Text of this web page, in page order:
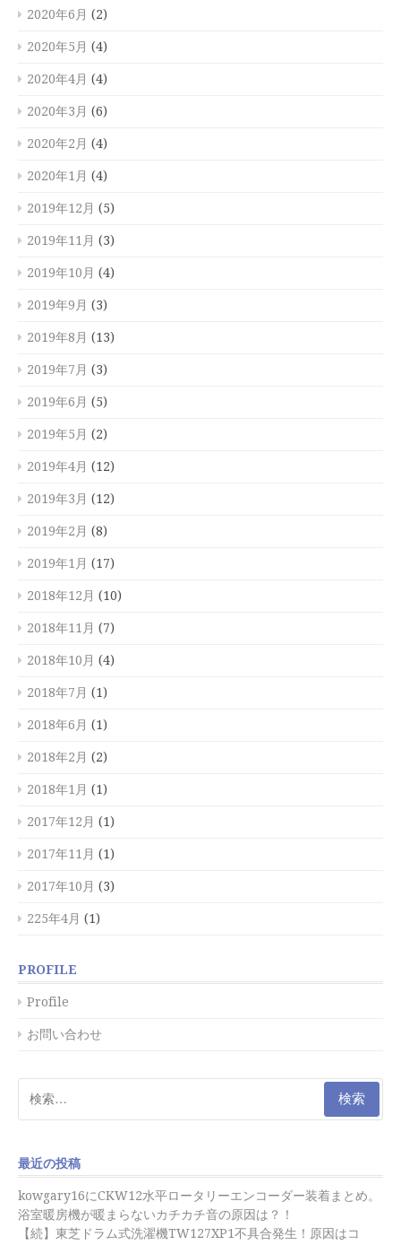
2020年6月 (2)
2020年5月 (4)
2020年4月 (4)
2020年3月 (6)
2020年2月 (4)
2020年1月 (4)
2019年12月 (5)
2019年11月 (3)
2019年10月 (4)
2019年9月 (3)
2019年8月 (13)
2019年7月 (3)
2019年6月 (5)
2019年5月 (2)
2019年4月 (12)
2019年3月 (12)
2019年2月 (8)
2019年1月 (17)
2018年12月 (10)
2018年11月 (7)
2018年10月 (4)
2018年7月 (1)
2018年6月 (1)
2018年2月 (2)
2018年1月 (1)
2017年12月 (1)
2017年11月 (1)
2017年10月 (3)
225年4月 (1)
PROFILE
Profile
お問い合わせ
索:
最近の投稿
kowgary16にCKW12水平ロータリーエンコーダー装着まとめ。
浴室暖房機が暖まらないカチカチ音の原因は？！
【続】東芝ドラム式洗濯機TW127XP1不具合発生！原因はコ